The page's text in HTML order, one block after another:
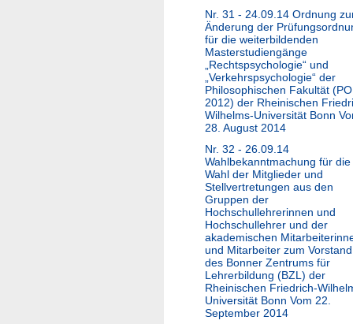
Nr. 31 - 24.09.14 Ordnung
Änderung der
für die weiterbildenden
Masterstudiengänge
„Rechtspsychologie“ und
„Verkehrspsychologie“ der
Philosophischen Fakultät (PO
2012) der Rheinischen
Wilhelms-Universität Bonn
28. August 2014
Nr. 32 - 26.09.14
Wahlbekanntmachung für die
Wahl der Mitglieder und
Stellvertretungen aus den
Gruppen der
Hochschullehrerinnen und
Hochschullehrer und der
akademischen
und Mitarbeiter zum Vorstand
des Bonner Zentrums für
Lehrerbildung (BZL) der
Rheinischen Friedrich-
Universität Bonn Vom 22.
September 2014